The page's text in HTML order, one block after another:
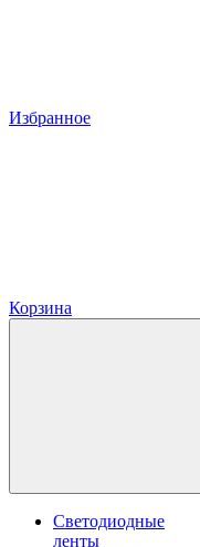
Избранное
Корзина
Светодиодные
ленты